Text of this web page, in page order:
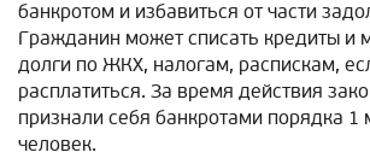
банкротом и избавиться от части
Гражданин может списать кредиты и
долги по ЖКХ, налогам, распискам,
расплатиться. За время действия
признали себя банкротами порядка 1
человек.